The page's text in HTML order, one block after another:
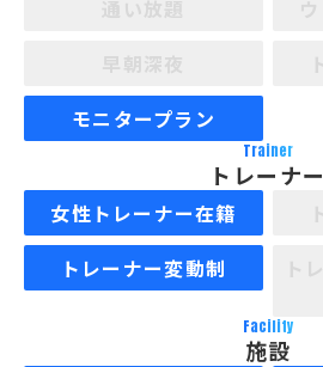
モニタープラン
Trainer
トレーナー
女性トレーナー在籍
トレーナー変動制
Facility
施設